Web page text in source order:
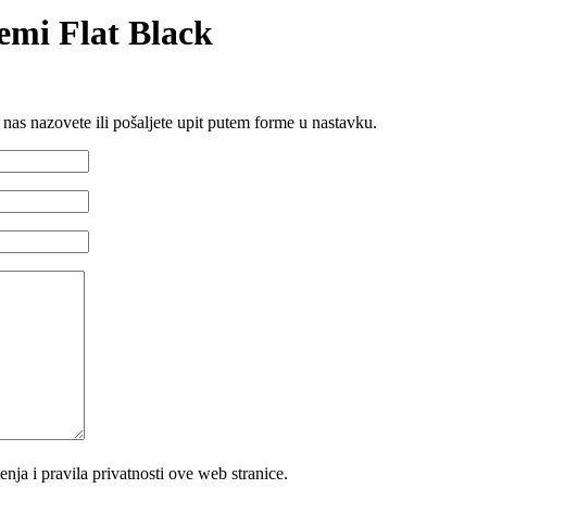
Flat Black
nazovete ili pošaljete upit putem forme u nastavku.
i pravila privatnosti ove web stranice.